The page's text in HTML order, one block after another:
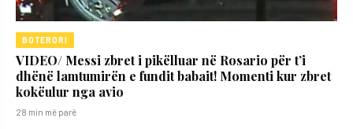
BOTERORI
VIDEO/ Messi zbret i pikëlluar në Rosario për t’i
dhënë lamtumirën e fundit babait! Momenti kur zbret
kokëulur nga avio
28 min më parë